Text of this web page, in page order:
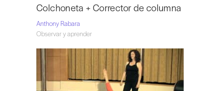
Colchoneta + Corrector de columna
Anthony Rabara
Observar y aprender